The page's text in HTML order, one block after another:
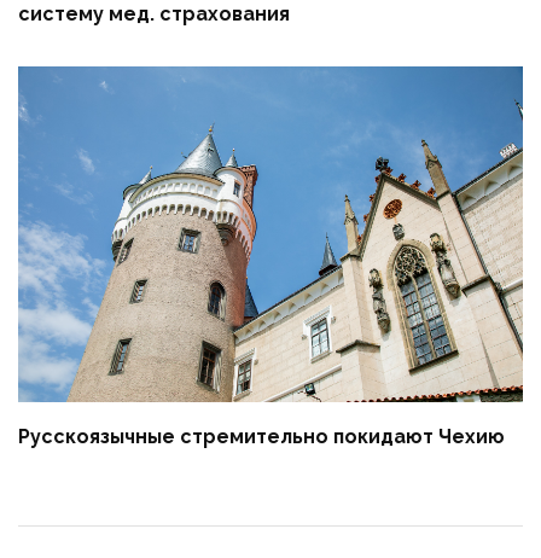
систему мед. страхования
Русскоязычные стремительно покидают Чехию